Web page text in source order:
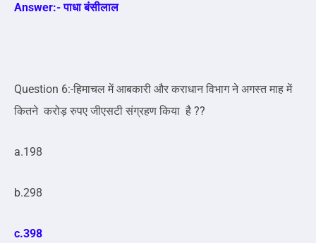
Answer:-पाधा बंसीलाल
Question 6:-हिमाचल में आबकारी और कराधान विभाग ने अगस्त माह में
कितने करोड़ रुपए जीएसटी संग्रहण किया है ??
a.198
b.298
c.398